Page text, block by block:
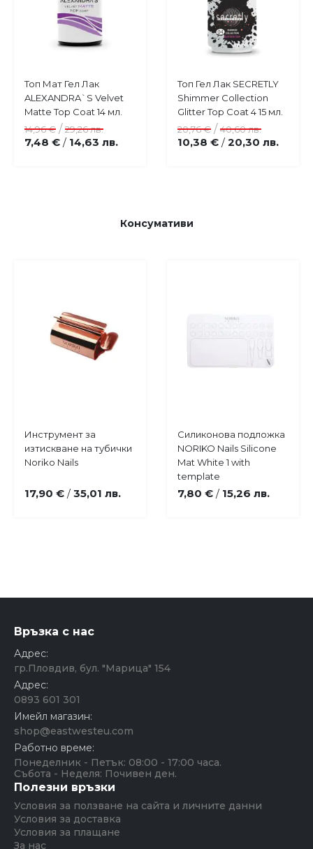
Добави
в
любими
Купи
Топ Мат Гел Лак
ALEXANDRA`S Velvet
Matte Top Coat 14 мл.
7,48 € / 14,63 лв.
14,96 € /29,26 лв.
Добави
в
любими
Купи
Топ Гел Лак SECRETLY
Shimmer Collection
Glitter Top Coat 4 15 мл.
10,38 € / 20,30 лв.
20,76 € /40,60 лв.
Консумативи
Добави
в
Купи
Инструмент за
изтискване на тубички
Noriko Nails
17,90 € / 35,01 лв.
Добави
в
Купи
Силиконова подложка
NORIKO Nails Silicone
Mat White 1 with
template
7,80 € / 15,26 лв.
Връзка с нас
Адрес:
гр.Пловдив, бул. "Марица" 154
Адрес:
0893 601 301
Имейл магазин:
shop@eastwesteu.com
Работно време:
Понеделник - Петък: 08:00 - 17:00 часа.
Събота - Неделя: Почивен ден.
Полезни връзки
Условия за ползване на сайта и личните данни
Условия за доставка
Условия за плащане
За нас